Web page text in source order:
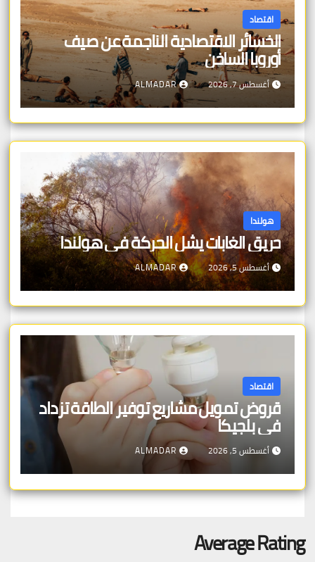
اقتصاد
الخسائر الاقتصادية الناجمة عن صيف
أوروبا الساخن
أغسطس 7, 2026 ALMADAR
هولندا
حريق الغابات يشل الحركة في هولندا
أغسطس 5, 2026 ALMADAR
اقتصاد
قروض تمويل مشاريع توفير الطاقة تزداد
في بلجيكا
أغسطس 5, 2026 ALMADAR
Average Rating